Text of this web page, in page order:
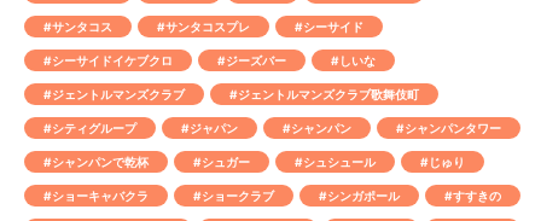
#サンタコス #サンタコスプレ #シーサイド
#シーサイドイケブクロ #ジーズバー #しいな
#ジェントルマンズクラブ #ジェントルマンズクラブ歌舞伎町
#シティグループ #ジャパン #シャンパン #シャンパンタワー
#シャンパンで乾杯 #シュガー #シュシュール #じゅり
#ショーキャバクラ #ショークラブ #シンガポール #すすきの